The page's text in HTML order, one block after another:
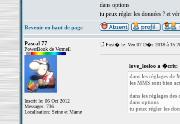
dans options
tu peux régler les données ? et
Revenir en haut de page
Pascal 77
PowerBook de Vermeil
Inscrit le: 06 Oct 2012
Messages: 736
Localisation: Seine et Marne
Post� le: Ven 07 D�c 2018 à
love_leeloo a �crit:
dans les réglages de
les MMS sont bien
dans les réglages des
dans options
tu peux régler les